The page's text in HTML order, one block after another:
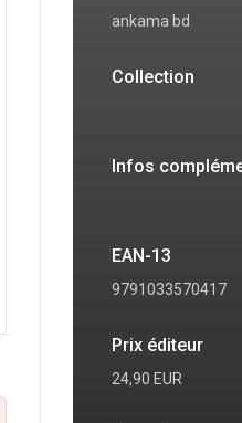
ankama bd
Collection
Infos
EAN-13
9791033570417
Prix éditeur
24,90 EUR